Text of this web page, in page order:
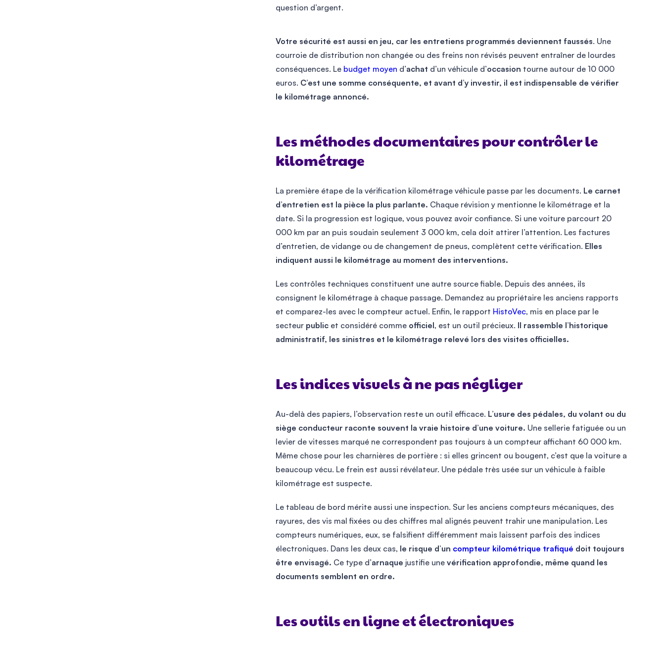
question d’argent.
Votre sécurité est aussi en jeu, car les entretiens programmés deviennent faussés. Une
courroie de distribution non changée ou des freins non révisés peuvent entraîner de lourdes
conséquences. Le budget moyen d’achat d’un véhicule d’occasion tourne autour de 10 000
euros. C’est une somme conséquente, et avant d’y investir, il est indispensable de vérifier
le kilométrage annoncé.
Les méthodes documentaires pour contrôler le
kilométrage
La première étape de la vérification kilométrage véhicule passe par les documents. Le carnet
d’entretien est la pièce la plus parlante. Chaque révision y mentionne le kilométrage et la
date. Si la progression est logique, vous pouvez avoir confiance. Si une voiture parcourt 20
000 km par an puis soudain seulement 3 000 km, cela doit attirer l’attention. Les factures
d’entretien, de vidange ou de changement de pneus, complètent cette vérification. Elles
indiquent aussi le kilométrage au moment des interventions.
Les contrôles techniques constituent une autre source fiable. Depuis des années, ils
consignent le kilométrage à chaque passage. Demandez au propriétaire les anciens rapports
et comparez-les avec le compteur actuel. Enfin, le rapport HistoVec, mis en place par le
secteur public et considéré comme officiel, est un outil précieux. Il rassemble l’historique
administratif, les sinistres et le kilométrage relevé lors des visites officielles.
Les indices visuels à ne pas négliger
Au-delà des papiers, l’observation reste un outil efficace. L’usure des pédales, du volant ou du
siège conducteur raconte souvent la vraie histoire d’une voiture. Une sellerie fatiguée ou un
levier de vitesses marqué ne correspondent pas toujours à un compteur affichant 60 000 km.
Même chose pour les charnières de portière : si elles grincent ou bougent, c’est que la voiture a
beaucoup vécu. Le frein est aussi révélateur. Une pédale très usée sur un véhicule à faible
kilométrage est suspecte.
Le tableau de bord mérite aussi une inspection. Sur les anciens compteurs mécaniques, des
rayures, des vis mal fixées ou des chiffres mal alignés peuvent trahir une manipulation. Les
compteurs numériques, eux, se falsifient différemment mais laissent parfois des indices
électroniques. Dans les deux cas, le risque d’un compteur kilométrique trafiqué doit toujours
être envisagé. Ce type d’arnaque justifie une vérification approfondie, même quand les
documents semblent en ordre.
Les outils en ligne et électroniques